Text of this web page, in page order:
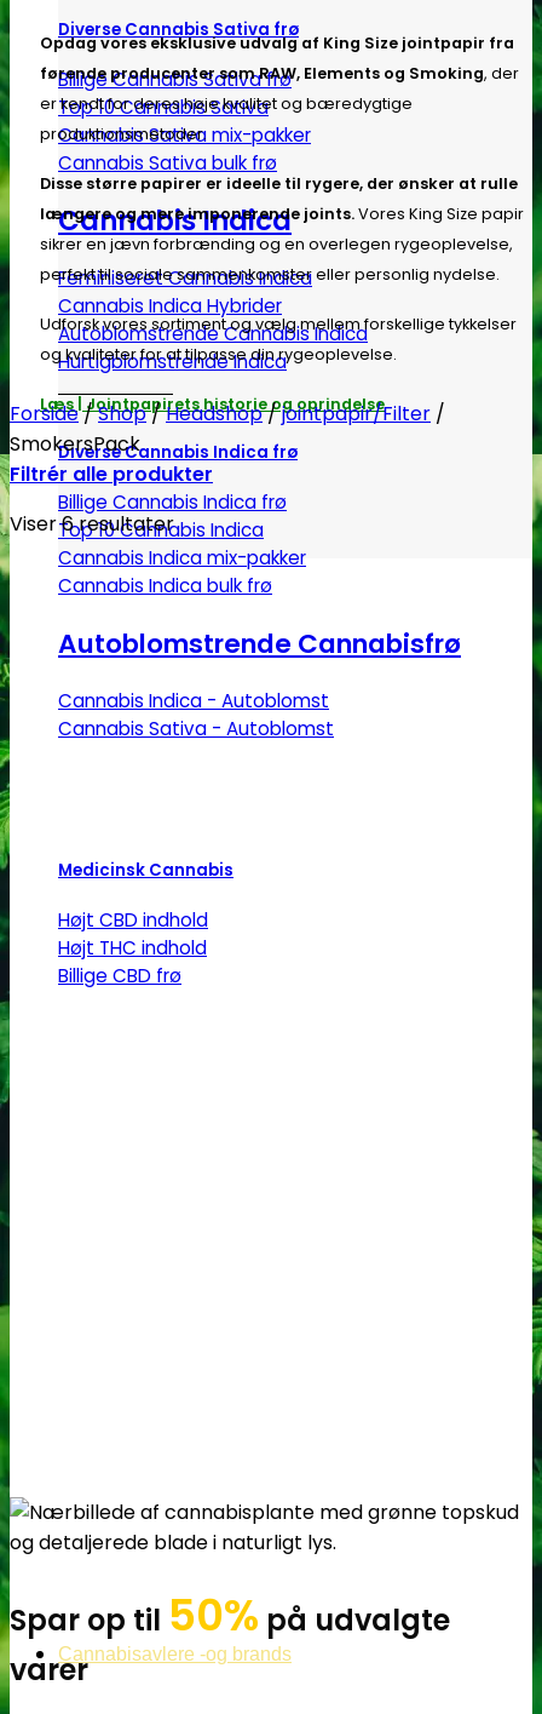
Diverse Cannabis Sativa frø
Billige Cannabis Sativa frø
Top 10 Cannabis Sativa
Cannabis Sativa mix-pakker
Cannabis Sativa bulk frø
Cannabis Indica
Feminiseret Cannabis Indica
Cannabis Indica Hybrider
Autoblomstrende Cannabis Indica
Hurtigblomstrende Indica
Diverse Cannabis Indica frø
Billige Cannabis Indica frø
Top 10 Cannabis Indica
Cannabis Indica mix-pakker
Cannabis Indica bulk frø
Autoblomstrende Cannabisfrø
Cannabis Indica - Autoblomst
Cannabis Sativa - Autoblomst
Medicinsk Cannabis
Højt CBD indhold
Højt THC indhold
Billige CBD frø
Cannabisavlere -og brands
Opdag vores eksklusive udvalg af King Size jointpapir fra
førende producenter som RAW, Elements og Smoking, der
er kendt for deres høje kvalitet og bæredygtige
produktionsmetoder.
Disse større papirer er ideelle til rygere, der ønsker at rulle
længere og mere imponerende joints.Vores King Size papir
sikrer en jævn forbrænding og en overlegen rygeoplevelse,
perfekt til sociale sammenkomster eller personlig nydelse.
Udforsk vores sortiment og vælg mellem forskellige tykkelser
og kvaliteter for at tilpasse din rygeoplevelse.
Læs | Jointpapirets historie og oprindelse
Forside/Shop /Headshop/jointpapir/Filter /
SmokersPack
Filtrér alle produkter
Viser 6 resultater
Spar op til 50% på udvalgte
varer